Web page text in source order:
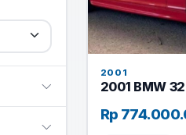
2001
2001 BMW
Rp